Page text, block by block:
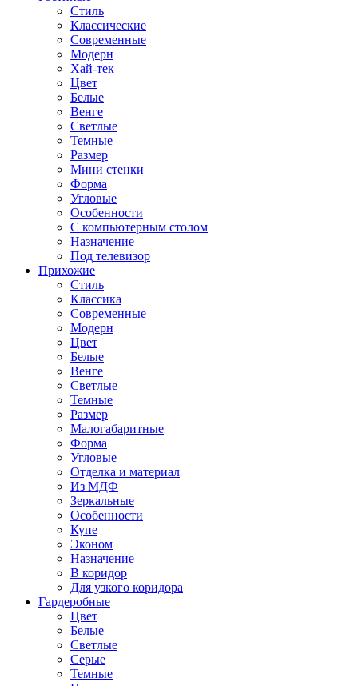
Стиль
Классические
Современные
Модерн
Хай-тек
Цвет
Белые
Венге
Светлые
Темные
Размер
Мини стенки
Форма
Угловые
Особенности
С компьютерным столом
Назначение
Под телевизор
Прихожие
Стиль
Классика
Современные
Модерн
Цвет
Белые
Венге
Светлые
Темные
Размер
Малогабаритные
Форма
Угловые
Отделка и материал
Из МДФ
Зеркальные
Особенности
Купе
Эконом
Назначение
В коридор
Для узкого коридора
Гардеробные
Цвет
Белые
Светлые
Серые
Темные